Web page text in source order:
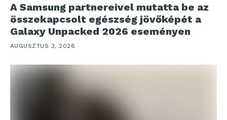
A Samsung partnereivel mutatta be az
összekapcsolt egészség jövőképét a
Galaxy Unpacked 2026 eseményen
AUGUSZTUS 3, 2026